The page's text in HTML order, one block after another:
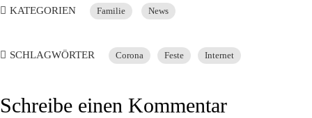
KATEGORIEN Familie News
SCHLAGWÖRTER Corona Feste Internet
Schreibe einen Kommentar